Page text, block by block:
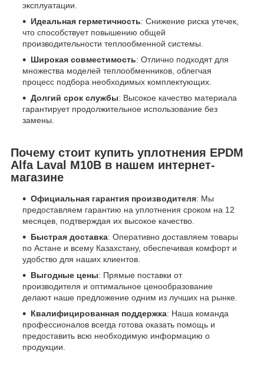
эксплуатации.
Идеальная герметичность: Снижение риска утечек,
что способствует повышению общей
производительности теплообменной системы.
Широкая совместимость: Отлично подходят для
множества моделей теплообменников, облегчая
процесс подбора необходимых комплектующих.
Долгий срок службы: Высокое качество материала
гарантирует продолжительное использование без
замены.
Почему стоит купить уплотнения EPDM
Alfa Laval М10В в нашем интернет-
магазине
Официальная гарантия производителя: Мы
предоставляем гарантию на уплотнения сроком на 12
месяцев, подтверждая их высокое качество.
Быстрая доставка: Оперативно доставляем товары
по Астане и всему Казахстану, обеспечивая комфорт и
удобство для наших клиентов.
Выгодные цены: Прямые поставки от
производителя и оптимальное ценообразование
делают наше предложение одним из лучших на рынке.
Квалифицированная поддержка: Наша команда
профессионалов всегда готова оказать помощь и
предоставить всю необходимую информацию о
продукции.